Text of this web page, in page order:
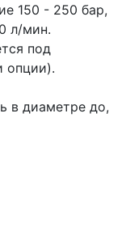
150 - 250 бар,
л/мин.
под
опции).
в диаметре до,